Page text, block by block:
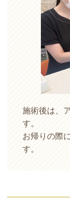
施術後は、
す。
お帰りの際
す。